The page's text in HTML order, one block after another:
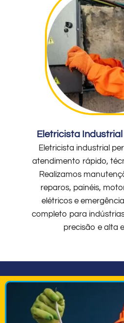
Eletricista
Eletricista industrial
atendimento rápido,
Realizamos
reparos, painéis,
elétricos e
completo para
precisão e alta